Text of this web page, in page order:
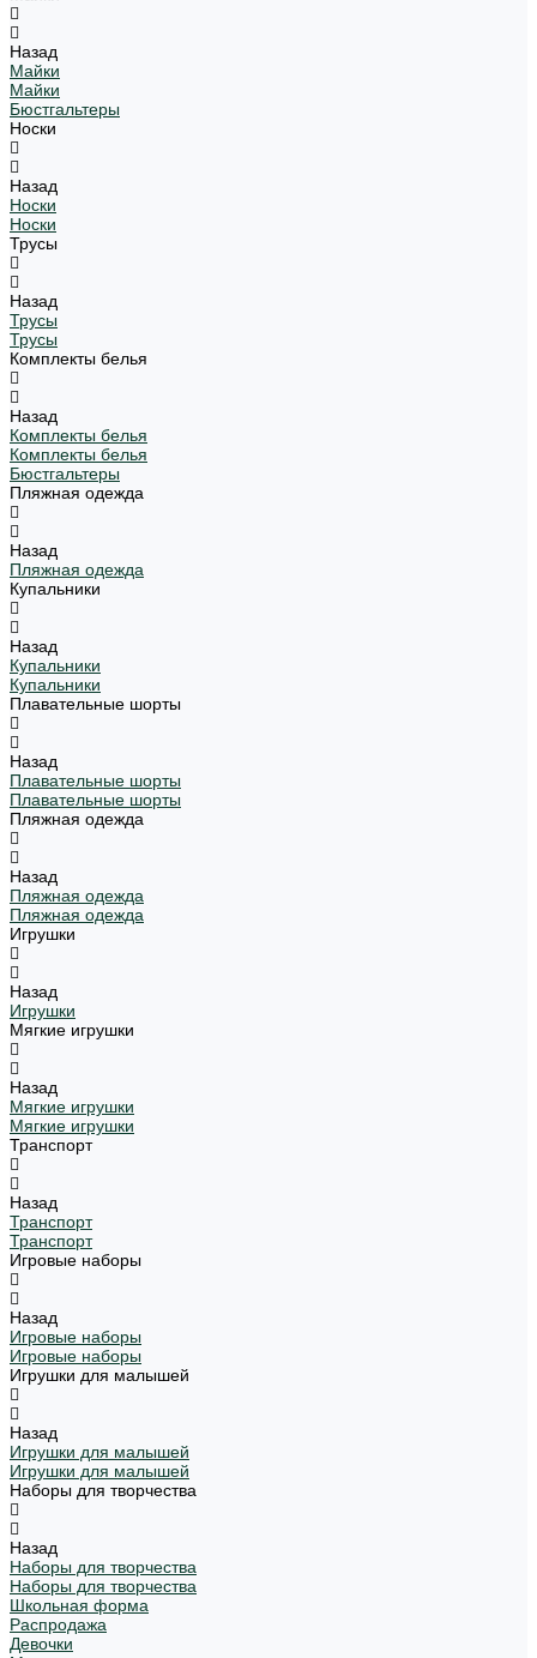
Назад
Майки
Майки
Бюстгальтеры
Носки
Назад
Носки
Носки
Трусы
Назад
Трусы
Трусы
Комплекты белья
Назад
Комплекты белья
Комплекты белья
Бюстгальтеры
Пляжная одежда
Назад
Пляжная одежда
Купальники
Назад
Купальники
Купальники
Плавательные шорты
Назад
Плавательные шорты
Плавательные шорты
Пляжная одежда
Назад
Пляжная одежда
Пляжная одежда
Игрушки
Назад
Игрушки
Мягкие игрушки
Назад
Мягкие игрушки
Мягкие игрушки
Транспорт
Назад
Транспорт
Транспорт
Игровые наборы
Назад
Игровые наборы
Игровые наборы
Игрушки для малышей
Назад
Игрушки для малышей
Игрушки для малышей
Наборы для творчества
Назад
Наборы для творчества
Наборы для творчества
Школьная форма
Распродажа
Девочки